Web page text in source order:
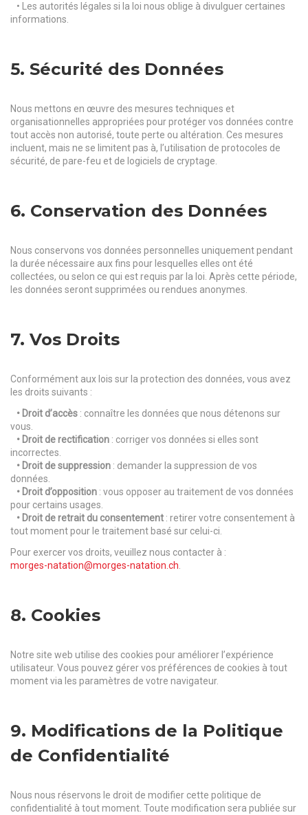
• Les autorités légales si la loi nous oblige à divulguer certaines
informations.
5. Sécurité des Données
Nous mettons en œuvre des mesures techniques et
organisationnelles appropriées pour protéger vos données contre
tout accès non autorisé, toute perte ou altération. Ces mesures
incluent, mais ne se limitent pas à, l’utilisation de protocoles de
sécurité, de pare-feu et de logiciels de cryptage.
6. Conservation des Données
Nous conservons vos données personnelles uniquement pendant
la durée nécessaire aux fins pour lesquelles elles ont été
collectées, ou selon ce qui est requis par la loi. Après cette période,
les données seront supprimées ou rendues anonymes.
7. Vos Droits
Conformément aux lois sur la protection des données, vous avez
les droits suivants :
• Droit d’accès : connaître les données que nous détenons sur
vous.
• Droit de rectification : corriger vos données si elles sont
incorrectes.
• Droit de suppression : demander la suppression de vos
données.
• Droit d’opposition : vous opposer au traitement de vos données
pour certains usages.
• Droit de retrait du consentement : retirer votre consentement à
tout moment pour le traitement basé sur celui-ci.
Pour exercer vos droits, veuillez nous contacter à :
morges-natation@morges-natation.ch
8. Cookies
Notre site web utilise des cookies pour améliorer l’expérience
utilisateur. Vous pouvez gérer vos préférences de cookies à tout
moment via les paramètres de votre navigateur.
9. Modifications de la Politique
de Confidentialité
Nous nous réservons le droit de modifier cette politique de
confidentialité à tout moment. Toute modification sera publiée sur